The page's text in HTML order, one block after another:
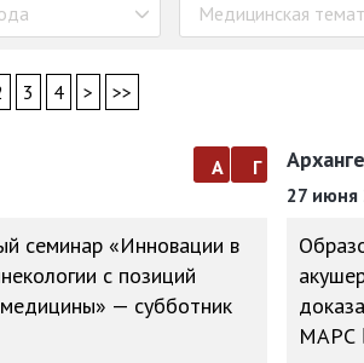
Медицинская
3 4 > >>
а г
семинар «Инновации в
с позиций
— субботник
27 июня
МАРС